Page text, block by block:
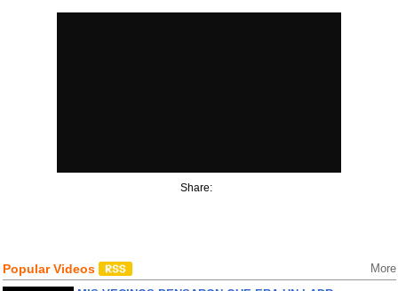
Share:
Popular Videos More